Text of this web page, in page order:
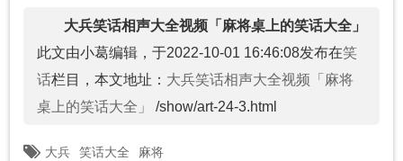
大兵笑话相声大全视频「麻将桌上的笑话大全」
此文由小葛编辑，于2022-10-01 16:46:08发布在笑
话栏目，本文地址： 大兵笑话相声大全视频「麻将
桌上的笑话大全」 /show/art-24-3.html
大兵 笑话大全 麻将